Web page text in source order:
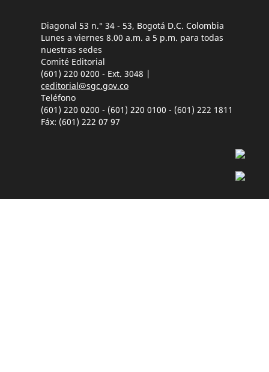
Diagonal 53 n.° 34 - 53, Bogotá D.C. Colombia
Lunes a viernes 8.00 a.m. a 5 p.m. para todas
nuestras sedes
Comité Editorial
(601) 220 0200 - Ext. 3048 |
ceditorial@sgc.gov.co
Teléfono
(601) 220 0200 - (601) 220 0100 - (601) 222 1811
Fáx: (601) 222 07 97